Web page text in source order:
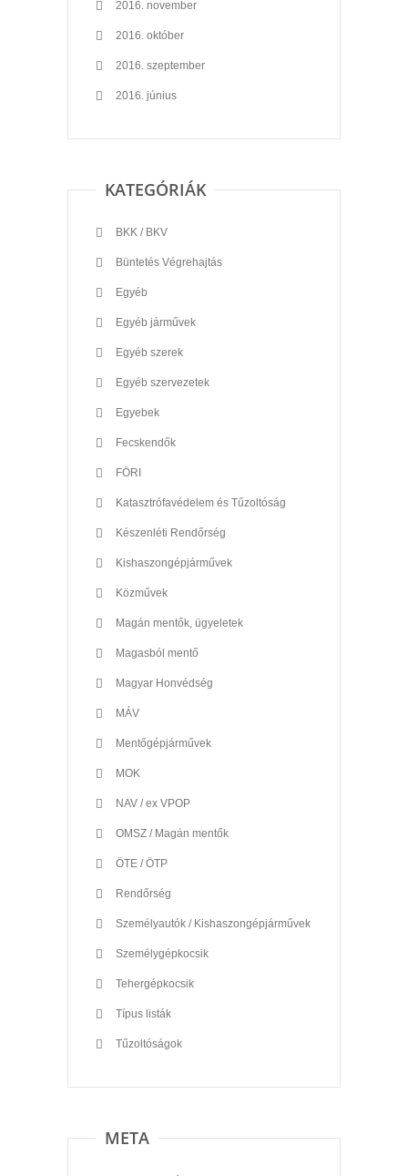
2016. november
2016. október
2016. szeptember
2016. június
KATEGÓRIÁK
BKK / BKV
Büntetés Végrehajtás
Egyéb
Egyéb járművek
Egyéb szerek
Egyéb szervezetek
Egyebek
Fecskendők
FÖRI
Katasztrófavédelem és Tűzoltóság
Készenléti Rendőrség
Kishaszongépjárművek
Közművek
Magán mentők, ügyeletek
Magasból mentő
Magyar Honvédség
MÁV
Mentőgépjárművek
MOK
NAV / ex VPOP
OMSZ / Magán mentők
ÖTE / ÖTP
Rendőrség
Személyautók / Kishaszongépjárművek
Személygépkocsik
Tehergépkocsik
Típus listák
Tűzoltóságok
META